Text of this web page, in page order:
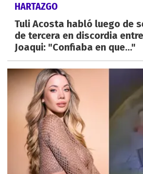
HARTAZGO
Tuli Acosta habló luego de
de tercera en discordia
Joaqui: "Confiaba en que..."